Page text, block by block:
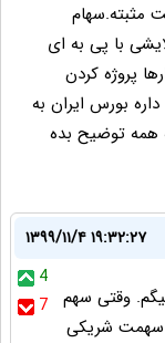
مثبته.سهام
با پی به ای
پروژه کردن
بورس ایران به
از ۶ برابر شدن به همه توضیح بده
۱۳۹۹/۱۱/۴ ۱۹:۳۲:۲۷
4
7
وقتی سهم
سهمت شریکی